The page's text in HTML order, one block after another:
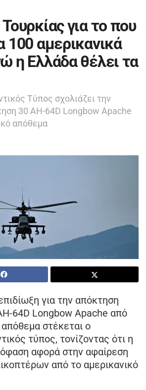
για το που
100 αμερικανικά
η Ελλάδα θέλει τα
Τύπος σχολιάζει την
30 AH-64D Longbow Apache
απόθεμα
για την απόκτηση
64D Longbow Apache από
στέκεται ο
τύπος, τονίζοντας ότι η
αφορά στην αφαίρεση
από το αμερικανικό